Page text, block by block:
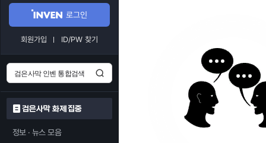
로그인
회원가입 ID/PW 찾기
검은사막 화제 집중
정보 · 뉴스 모음